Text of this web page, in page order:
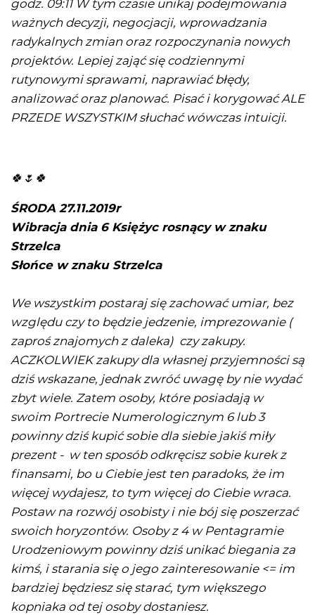
godz. 09:11 W tym czasie unikaj podejmowania
ważnych decyzji, negocjacji, wprowadzania
radykalnych zmian oraz rozpoczynania nowych
projektów. Lepiej zająć się codziennymi
rutynowymi sprawami, naprawiać błędy,
analizować oraz planować. Pisać i korygować ALE
PRZEDE WSZYSTKIM słuchać wówczas intuicji.
🍀🌷🍀
ŚRODA 27.11.2019r
Wibracja dnia 6 Księżyc rosnący w znaku
Strzelca
Słońce w znaku Strzelca
We wszystkim postaraj się zachować umiar, bez
względu czy to będzie jedzenie, imprezowanie (
zaproś znajomych z daleka) czy zakupy.
ACZKOLWIEK zakupy dla własnej przyjemności są
dziś wskazane, jednak zwróć uwagę by nie wydać
zbyt wiele. Zatem osoby, które posiadają w
swoim Portrecie Numerologicznym 6 lub 3
powinny dziś kupić sobie dla siebie jakiś miły
prezent - w ten sposób odkręcisz sobie kurek z
finansami, bo u Ciebie jest ten paradoks, że im
więcej wydajesz, to tym więcej do Ciebie wraca.
Postaw na rozwój osobisty i nie bój się poszerzać
swoich horyzontów. Osoby z 4 w Pentagramie
Urodzeniowym powinny dziś unikać biegania za
kimś, i starania się o jego zainteresowanie <= im
bardziej będziesz się starać, tym większego
kopniaka od tej osoby dostaniesz.